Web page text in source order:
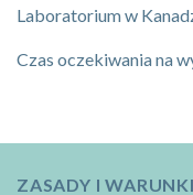
Laboratorium w
Czas oczekiwania na
ZASADY I WARUNKI